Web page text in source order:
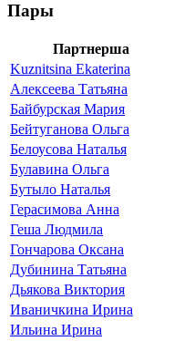
Пары
Партнерша
Kuznitsina Ekaterina
Алексеева Татьяна
Байбурская Мария
Бейтуганова Ольга
Белоусова Наталья
Булавина Ольга
Бутыло Наталья
Герасимова Анна
Геша Людмила
Гончарова Оксана
Дубинина Татьяна
Дьякова Виктория
Иваничкина Ирина
Ильина Ирина